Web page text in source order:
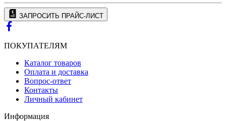
ЗАПРОСИТЬ ПРАЙС-ЛИСТ
ПОКУПАТЕЛЯМ
Каталог товаров
Оплата и доставка
Вопрос-ответ
Контакты
Личный кабинет
Информация